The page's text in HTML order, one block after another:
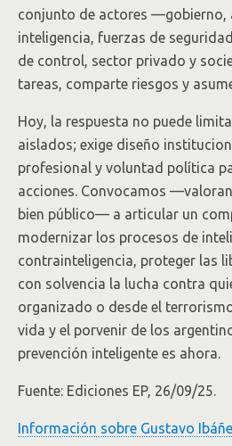
conjunto de actores —gobierno,
inteligencia, fuerzas de
de control, sector privado y
tareas, comparte riesgos y
Hoy, la respuesta no puede
aislados; exige diseño
profesional y voluntad política
acciones. Convocamos
bien público— a articular un
modernizar los procesos de
contrainteligencia, proteger las
con solvencia la lucha contra
organizado o desde el
vida y el porvenir de los
prevención inteligente es ahora.
Fuente: Ediciones EP, 26/09/25.
Información sobre Gustavo